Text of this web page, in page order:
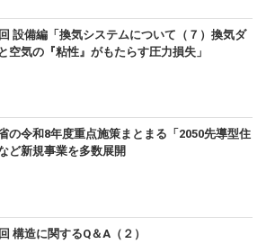
設備編「換気システムについて（７）換気ダ
空気の『粘性』がもたらす圧力損失」
の令和8年度重点施策まとまる「2050先導型住
ど新規事業を多数展開
構造に関するQ＆A（２）